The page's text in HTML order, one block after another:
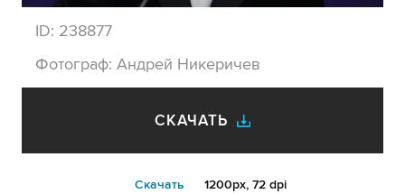
ID: 238877
Фотограф: Андрей Никеричев
СКАЧАТЬ
Cкачать 1200px, 72 dpi